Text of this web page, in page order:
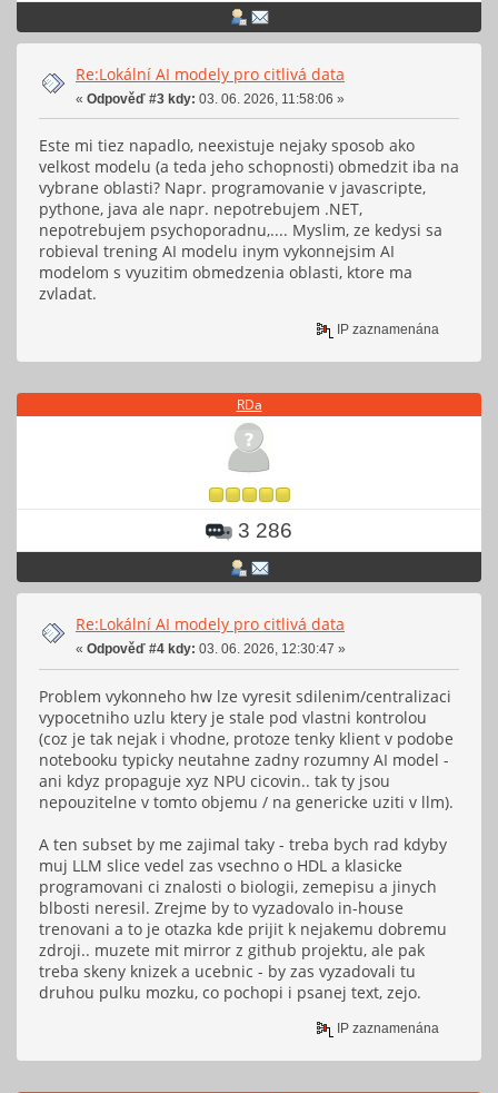
Re:Lokální AI modely pro citlivá data
« Odpověď #3 kdy: 03. 06. 2026, 11:58:06 »
Este mi tiez napadlo, neexistuje nejaky sposob ako
velkost modelu (a teda jeho schopnosti) obmedzit iba na
vybrane oblasti? Napr. programovanie v javascripte,
pythone, java ale napr. nepotrebujem .NET,
nepotrebujem psychoporadnu,.... Myslim, ze kedysi sa
robieval trening AI modelu inym vykonnejsim AI
modelom s vyuzitim obmedzenia oblasti, ktore ma
zvladat.
IP zaznamenána
RDa
3 286
Re:Lokální AI modely pro citlivá data
« Odpověď #4 kdy: 03. 06. 2026, 12:30:47 »
Problem vykonneho hw lze vyresit sdilenim/centralizaci
vypocetniho uzlu ktery je stale pod vlastni kontrolou
(coz je tak nejak i vhodne, protoze tenky klient v podobe
notebooku typicky neutahne zadny rozumny AI model -
ani kdyz propaguje xyz NPU cicovin.. tak ty jsou
nepouzitelne v tomto objemu / na genericke uziti v llm).
A ten subset by me zajimal taky - treba bych rad kdyby
muj LLM slice vedel zas vsechno o HDL a klasicke
programovani ci znalosti o biologii, zemepisu a jinych
blbosti neresil. Zrejme by to vyzadovalo in-house
trenovani a to je otazka kde prijit k nejakemu dobremu
zdroji.. muzete mit mirror z github projektu, ale pak
treba skeny knizek a ucebnic - by zas vyzadovali tu
druhou pulku mozku, co pochopi i psanej text, zejo.
IP zaznamenána